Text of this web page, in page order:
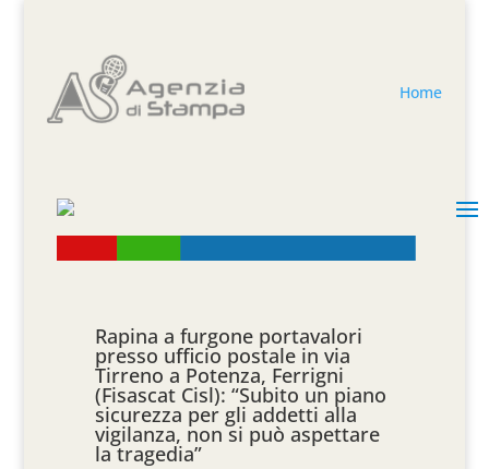
Home
Rapina a furgone portavalori
presso ufficio postale in via
Tirreno a Potenza, Ferrigni
(Fisascat Cisl): “Subito un piano
sicurezza per gli addetti alla
vigilanza, non si può aspettare
la tragedia”